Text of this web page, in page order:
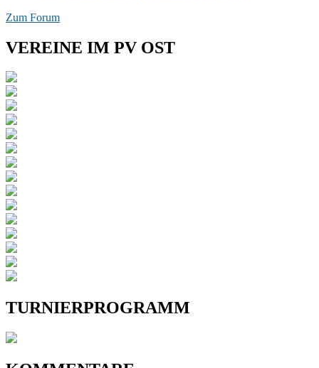
Zum Forum
VEREINE IM PV OST
TURNIERPROGRAMM